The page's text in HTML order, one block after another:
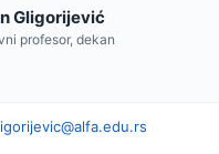
Gligorijević
profesor, dekan